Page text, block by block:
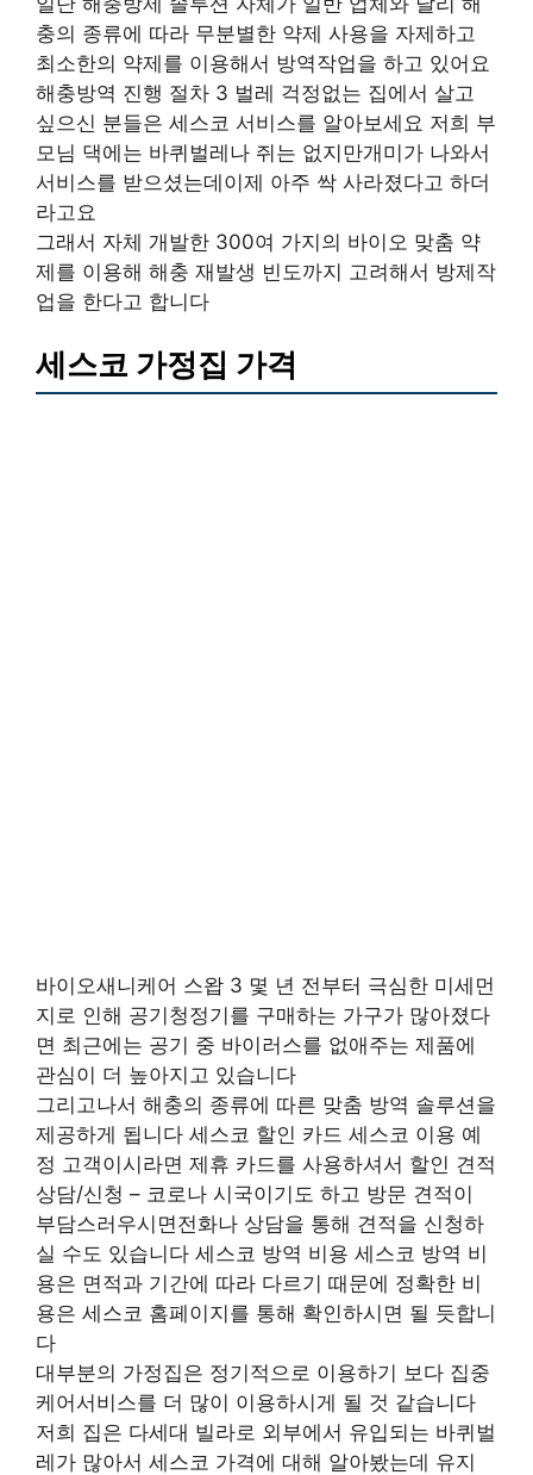
충의 종류에 따라 무분별한 약제 사용을 자제하고
최소한의 약제를 이용해서 방역작업을 하고 있어요
해충방역 진행 절차 3 벌레 걱정없는 집에서 살고
싶으신 분들은 세스코 서비스를 알아보세요 저희 부
모님 댁에는 바퀴벌레나 쥐는 없지만개미가 나와서
서비스를 받으셨는데이제 아주 싹 사라졌다고 하더
라고요
그래서 자체 개발한 300여 가지의 바이오 맞춤 약
제를 이용해 해충 재발생 빈도까지 고려해서 방제작
업을 한다고 합니다
세스코 가정집 가격
바이오새니케어 스왑 3 몇 년 전부터 극심한 미세먼
지로 인해 공기청정기를 구매하는 가구가 많아졌다
면 최근에는 공기 중 바이러스를 없애주는 제품에
관심이 더 높아지고 있습니다
그리고나서 해충의 종류에 따른 맞춤 방역 솔루션을
제공하게 됩니다 세스코 할인 카드 세스코 이용 예
정 고객이시라면 제휴 카드를 사용하셔서 할인 견적
상담/신청 – 코로나 시국이기도 하고 방문 견적이
부담스러우시면전화나 상담을 통해 견적을 신청하
실 수도 있습니다 세스코 방역 비용 세스코 방역 비
용은 면적과 기간에 따라 다르기 때문에 정확한 비
용은 세스코 홈페이지를 통해 확인하시면 될 듯합니
다
대부분의 가정집은 정기적으로 이용하기 보다 집중
케어서비스를 더 많이 이용하시게 될 것 같습니다
저희 집은 다세대 빌라로 외부에서 유입되는 바퀴벌
레가 많아서 세스코 가격에 대해 알아봤는데 유지